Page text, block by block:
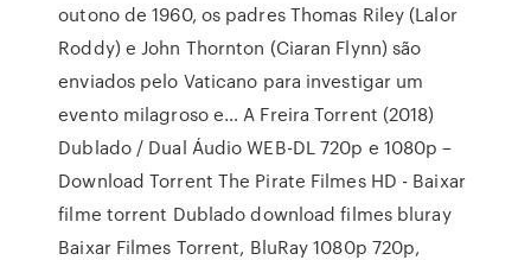
outono de 1960, os padres Thomas Riley (Lalor
Roddy) e John Thornton (Ciaran Flynn) são
enviados pelo Vaticano para investigar um
evento milagroso e… A Freira Torrent (2018)
Dublado / Dual Áudio WEB-DL 720p e 1080p –
Download Torrent The Pirate Filmes HD - Baixar
filme torrent Dublado download filmes bluray
Baixar Filmes Torrent, BluRay 1080p 720p,